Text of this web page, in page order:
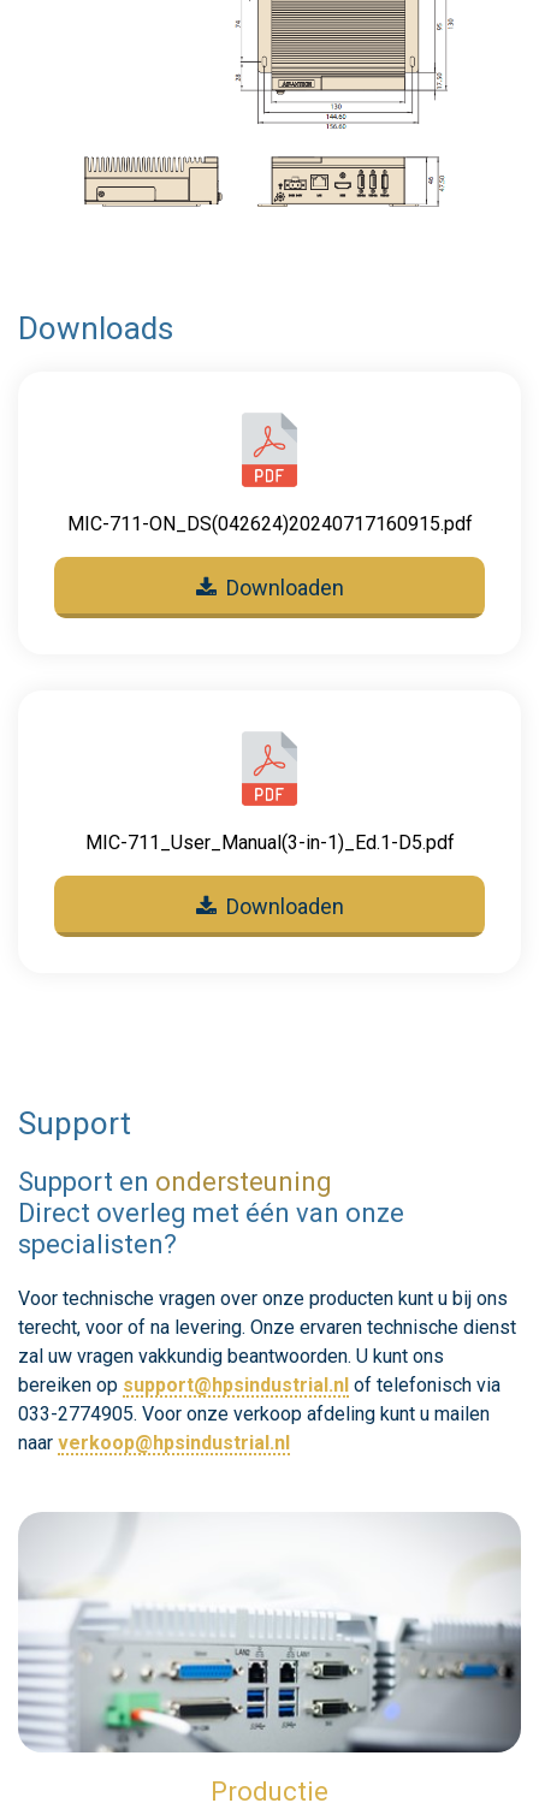
Downloads
MIC-711-ON_DS(042624)20240717160915.pdf
Downloaden
MIC-711_User_Manual(3-in-1)_Ed.1-D5.pdf
Downloaden
Support
Support en ondersteuning
Direct overleg met één van onze
specialisten?
Voor technische vragen over onze producten kunt u bij ons
terecht, voor of na levering. Onze ervaren technische dienst
zal uw vragen vakkundig beantwoorden. U kunt ons
bereiken op support@hpsindustrial.nl of telefonisch via
033-2774905. Voor onze verkoop afdeling kunt u mailen
naar verkoop@hpsindustrial.nl
Productie